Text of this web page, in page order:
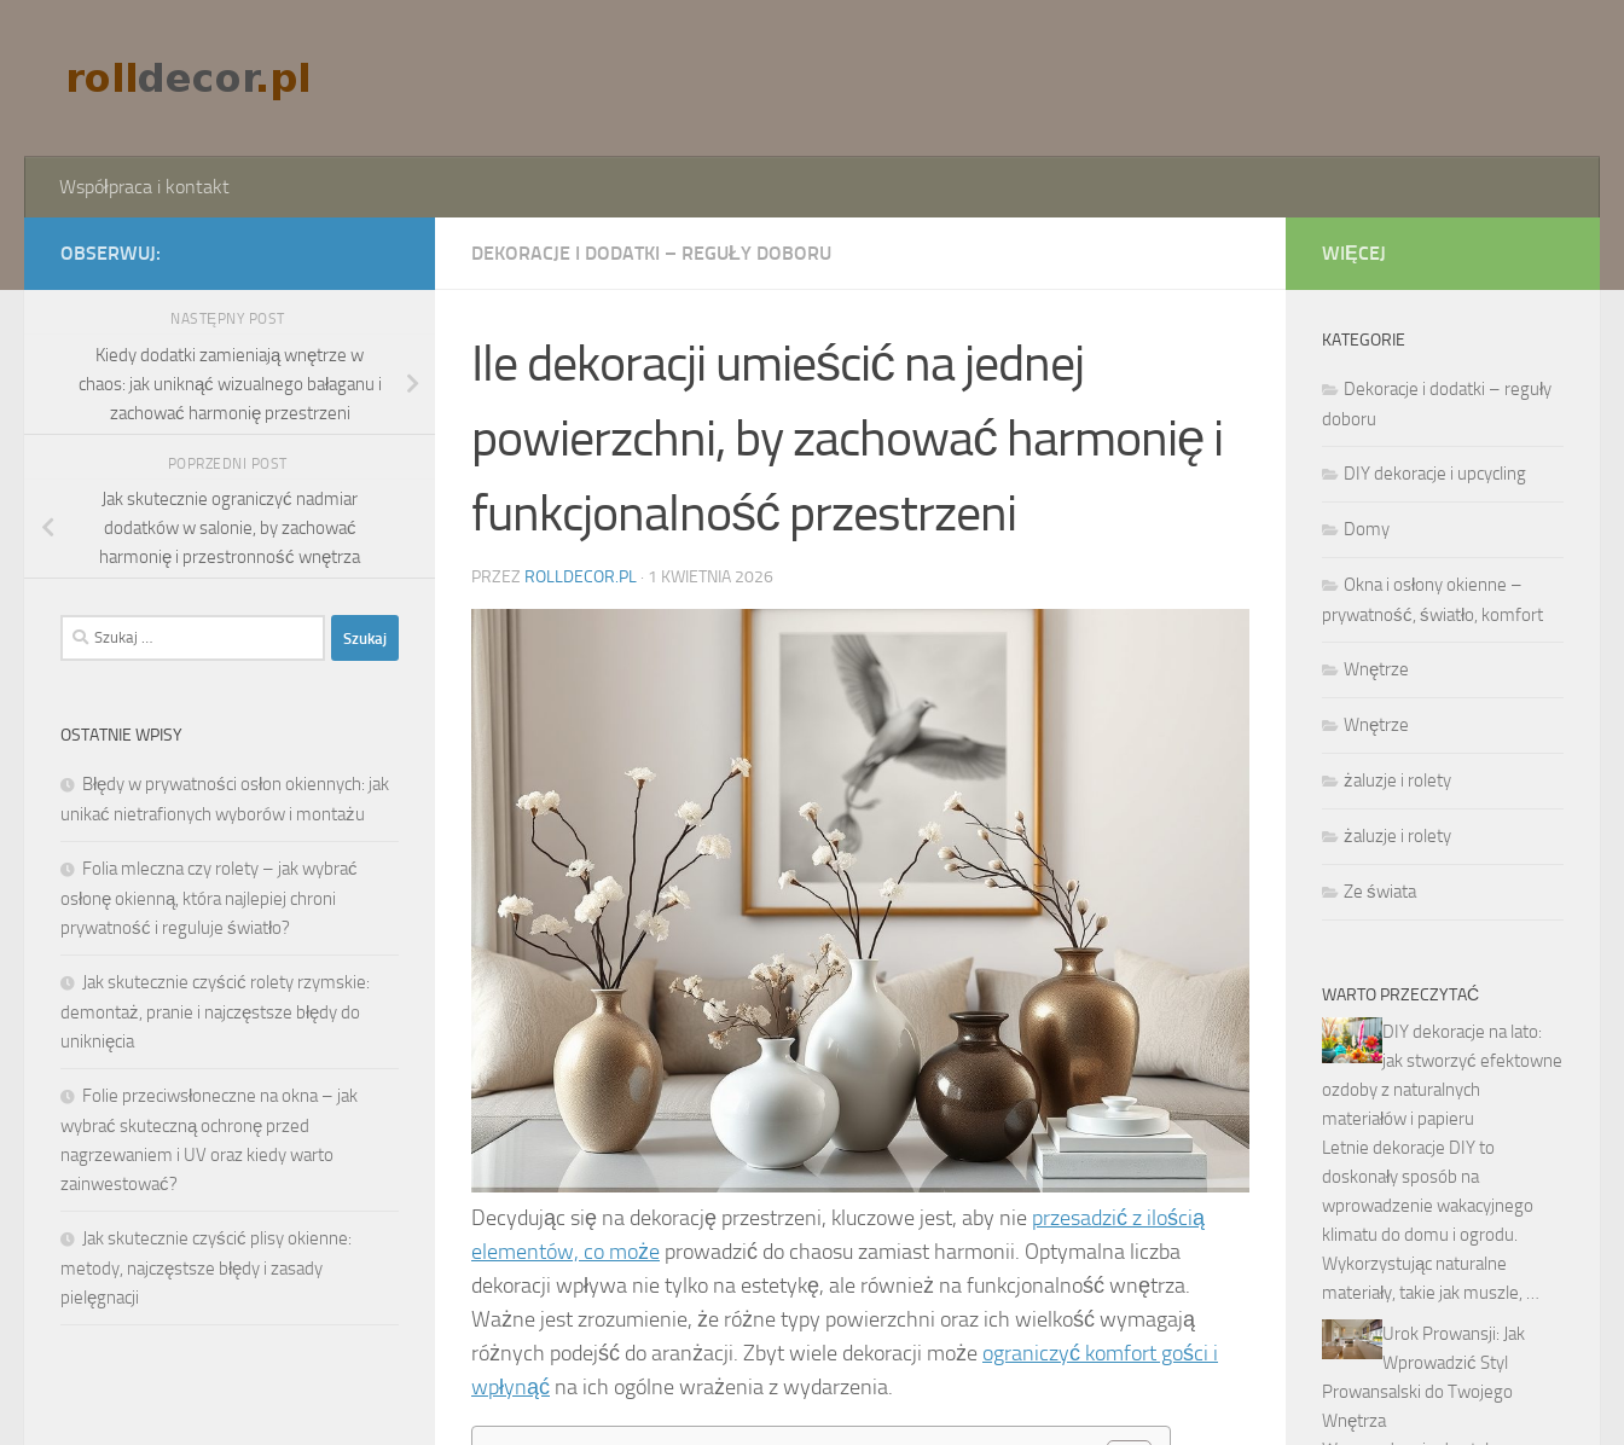
Współpraca i kontakt
DEKORACJE I DODATKI – REGUŁY DOBORU
Ile dekoracji umieścić na jednej
powierzchni, by zachować harmonię i
funkcjonalność przestrzeni
PRZEZ ROLLDECOR.PL · 1 KWIETNIA 2026
Decydując się na dekorację przestrzeni, kluczowe jest, aby nie przesadzić z ilością
elementów, co może prowadzić do chaosu zamiast harmonii. Optymalna liczba
dekoracji wpływa nie tylko na estetykę, ale również na funkcjonalność wnętrza.
Ważne jest zrozumienie, że różne typy powierzchni oraz ich wielkość wymagają
różnych podejść do aranżacji. Zbyt wiele dekoracji może ograniczyć komfort gości i
wpłynąć na ich ogólne wrażenia z wydarzenia.
OBSERWUJ:
NASTĘPNY POST
Kiedy dodatki zamieniają wnętrze w
chaos: jak uniknąć wizualnego bałaganu i
zachować harmonię przestrzeni
POPRZEDNI POST
Jak skutecznie ograniczyć nadmiar
dodatków w salonie, by zachować
harmonię i przestronność wnętrza
Szukaj:
OSTATNIE WPISY
Błędy w prywatności osłon okiennych: jak
unikać nietrafionych wyborów i montażu
Folia mleczna czy rolety – jak wybrać
osłonę okienną, która najlepiej chroni
prywatność i reguluje światło?
Jak skutecznie czyścić rolety rzymskie:
demontaż, pranie i najczęstsze błędy do
uniknięcia
Folie przeciwsłoneczne na okna – jak
wybrać skuteczną ochronę przed
nagrzewaniem i UV oraz kiedy warto
zainwestować?
Jak skutecznie czyścić plisy okienne:
metody, najczęstsze błędy i zasady
pielęgnacji
WIĘCEJ
KATEGORIE
Dekoracje i dodatki – reguły
doboru
DIY dekoracje i upcycling
Domy
Okna i osłony okienne –
prywatność, światło, komfort
Wnętrze
Wnętrze
żaluzje i rolety
żaluzje i rolety
Ze świata
WARTO PRZECZYTAĆ
DIY dekoracje na lato:
jak stworzyć efektowne
ozdoby z naturalnych
materiałów i papieru
Letnie dekoracje DIY to
doskonały sposób na
wprowadzenie wakacyjnego
klimatu do domu i ogrodu.
Wykorzystując naturalne
materiały, takie jak muszle, …
Urok Prowansji: Jak
Wprowadzić Styl
Prowansalski do Twojego
Wnętrza